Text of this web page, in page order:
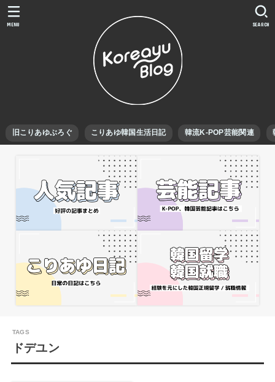
旧こりあゆぶろぐ こりあゆ韓国生活日記 韓流K-POP芸能関連
SEARCH
MENU
ドデユン